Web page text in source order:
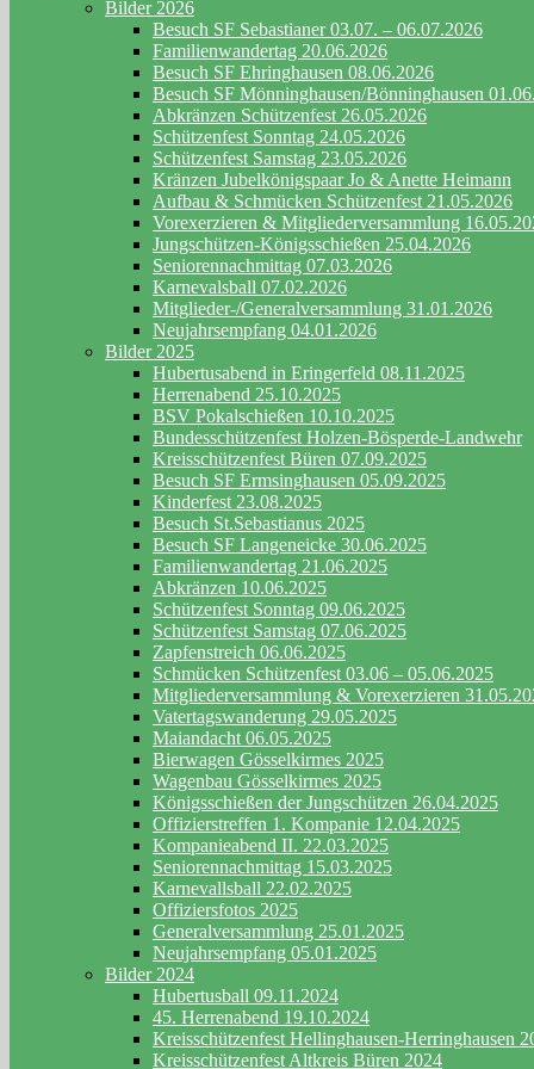
Bilder 2026
Besuch SF Sebastianer 03.07. – 06.07.2026
Familienwandertag 20.06.2026
Besuch SF Ehringhausen 08.06.2026
Besuch SF Mönninghausen/Bönninghausen
Abkränzen Schützenfest 26.05.2026
Schützenfest Sonntag 24.05.2026
Schützenfest Samstag 23.05.2026
Kränzen Jubelkönigspaar Jo & Anette Heimann
Aufbau & Schmücken Schützenfest 21.05.2026
Vorexerzieren & Mitgliederversammlung
Jungschützen-Königsschießen 25.04.2026
Seniorennachmittag 07.03.2026
Karnevalsball 07.02.2026
Mitglieder-/Generalversammlung 31.01.2026
Neujahrsempfang 04.01.2026
Bilder 2025
Hubertusabend in Eringerfeld 08.11.2025
Herrenabend 25.10.2025
BSV Pokalschießen 10.10.2025
Bundesschützenfest Holzen-Bösperde-Landwehr
Kreisschützenfest Büren 07.09.2025
Besuch SF Ermsinghausen 05.09.2025
Kinderfest 23.08.2025
Besuch St.Sebastianus 2025
Besuch SF Langeneicke 30.06.2025
Familienwandertag 21.06.2025
Abkränzen 10.06.2025
Schützenfest Sonntag 09.06.2025
Schützenfest Samstag 07.06.2025
Zapfenstreich 06.06.2025
Schmücken Schützenfest 03.06 – 05.06.2025
Mitgliederversammlung & Vorexerzieren
Vatertagswanderung 29.05.2025
Maiandacht 06.05.2025
Bierwagen Gösselkirmes 2025
Wagenbau Gösselkirmes 2025
Königsschießen der Jungschützen 26.04.2025
Offizierstreffen 1. Kompanie 12.04.2025
Kompanieabend II. 22.03.2025
Seniorennachmittag 15.03.2025
Karnevallsball 22.02.2025
Offiziersfotos 2025
Generalversammlung 25.01.2025
Neujahrsempfang 05.01.2025
Bilder 2024
Hubertusball 09.11.2024
45. Herrenabend 19.10.2024
Kreisschützenfest Hellinghausen-Herringhausen
Kreisschützenfest Altkreis Büren 2024